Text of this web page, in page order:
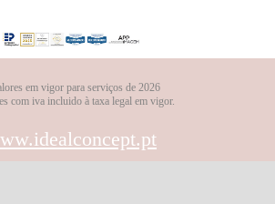
em vigor para serviços de 2026
com iva incluido à taxa legal em vigor.